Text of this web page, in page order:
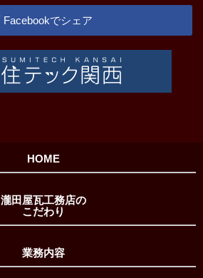
Facebookでシェア
HOME
瀧田屋瓦工務店の
こだわり
業務内容